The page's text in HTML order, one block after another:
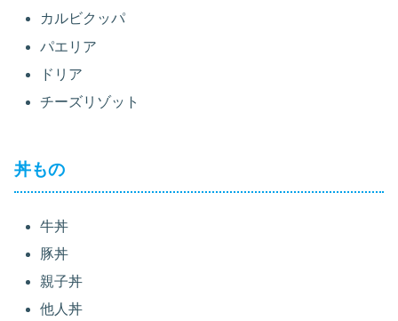
カルビクッパ
パエリア
ドリア
チーズリゾット
丼もの
牛丼
豚丼
親子丼
他人丼